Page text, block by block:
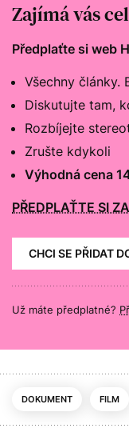
Zajímá vás
Předplaťte si web
Všechny články.
Diskutujte tam,
Rozbíjejte
Zrušte kdykoli
Výhodná cena
PŘEDPLAŤTE SI
CHCI SE PŘIDAT
Už máte předplatné?
DOKUMENT FILM